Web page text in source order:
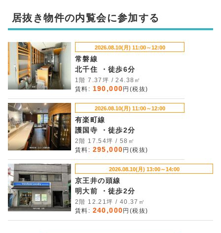
居抜き物件の内覧会に参加する
2026.08.10(月) 11:00～12:00
常磐線
北千住 ・徒歩6分
1階 7.37坪 / 24.38㎡
賃料: 190,000 円(税抜)
2026.08.10(月) 11:00～12:00
有楽町線
護国寺 ・徒歩2分
2階 17.54坪 / 58㎡
賃料: 295,000 円(税抜)
2026.08.10(月) 13:00～14:00
京王井の頭線
明大前 ・徒歩2分
2階 12.21坪 / 40.37㎡
賃料: 240,000 円(税抜)